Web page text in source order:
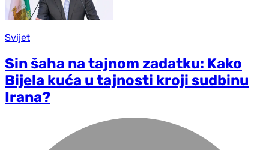
Svijet
Sin šaha na tajnom zadatku: Kako
Bijela kuća u tajnosti kroji sudbinu
Irana?